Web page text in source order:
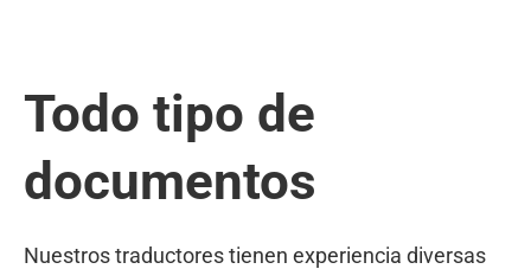
Todo tipo de
documentos
Nuestros traductores tienen experiencia diversas